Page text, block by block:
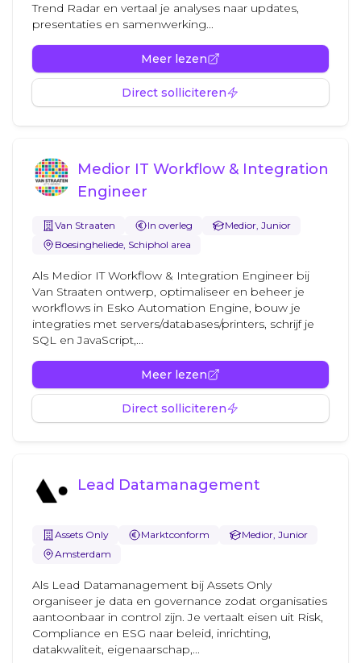
Trend Radar en vertaal je analyses naar updates,
presentaties en samenwerking...
Meer lezen
Direct solliciteren
Medior IT Workflow & Integration
Engineer
Van Straaten In overleg
Medior, Junior
Boesingheliede, Schiphol area
Als Medior IT Workflow & Integration Engineer bij
Van Straaten ontwerp, optimaliseer en beheer je
workflows in Esko Automation Engine, bouw je
integraties met servers/databases/printers, schrijf je
SQL en JavaScript,...
Meer lezen
Direct solliciteren
Lead Datamanagement
Assets Only Marktconform
Medior, Junior
Amsterdam
Als Lead Datamanagement bij Assets Only
organiseer je data en governance zodat organisaties
aantoonbaar in control zijn. Je vertaalt eisen uit Risk,
Compliance en ESG naar beleid, inrichting,
datakwaliteit, eigenaarschap,...